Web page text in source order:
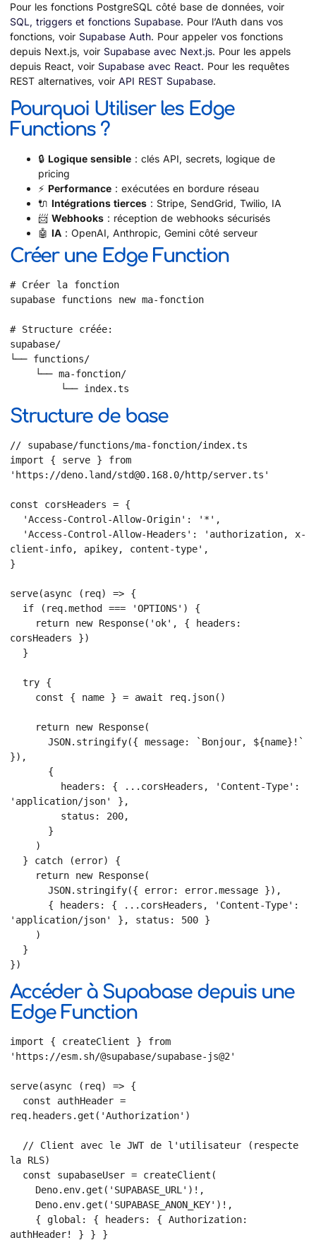
Pour les fonctions PostgreSQL côté base de données, voir
SQL, triggers et fonctions Supabase. Pour l’Auth dans vos
fonctions, voir Supabase Auth. Pour appeler vos fonctions
depuis Next.js, voir Supabase avec Next.js. Pour les appels
depuis React, voir Supabase avec React. Pour les requêtes
REST alternatives, voir API REST Supabase.
Pourquoi Utiliser les Edge
Functions ?
🔒 Logique sensible : clés API, secrets, logique de
pricing
⚡ Performance : exécutées en bordure réseau
🔌 Intégrations tierces : Stripe, SendGrid, Twilio, IA
📨 Webhooks : réception de webhooks sécurisés
🤖 IA : OpenAI, Anthropic, Gemini côté serveur
Créer une Edge Function
# Créer la fonction
supabase functions new ma-fonction
# Structure créée:
supabase/
└── functions/
        └── index.ts
Structure de base
// supabase/functions/ma-fonction/index.ts
import { serve } from
'https://deno.land/std@0.168.0/http/server.ts'
const corsHeaders = {
client-info, apikey, content-type',
}
serve(async (req) => {
corsHeaders })
}),
'application/json' },
'application/json' }, status: 500 }
})
Accéder à Supabase depuis une
Edge Function
import { createClient } from
'https://esm.sh/@supabase/supabase-js@2'
serve(async (req) => {
req.headers.get('Authorization')
la RLS)
authHeader! } } }